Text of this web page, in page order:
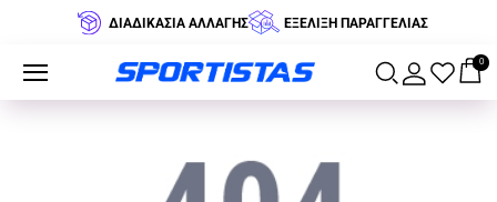
ΔΙΑΔΙΚΑΣΙΑ ΑΛΛΑΓΗΣ ΕΞΕΛΙΞΗ ΠΑΡΑΓΓΕΛΙΑΣ
0